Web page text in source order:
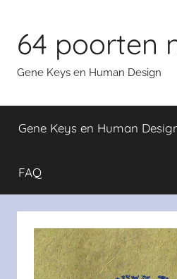
content
64 poorten
Gene Keys en Human Design
Gene Keys en Human
FAQ